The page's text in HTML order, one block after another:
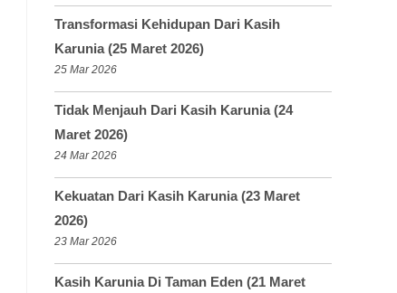
Transformasi Kehidupan Dari Kasih
Karunia (25 Maret 2026)
25 Mar 2026
Tidak Menjauh Dari Kasih Karunia (24
Maret 2026)
24 Mar 2026
Kekuatan Dari Kasih Karunia (23 Maret
2026)
23 Mar 2026
Kasih Karunia Di Taman Eden (21 Maret